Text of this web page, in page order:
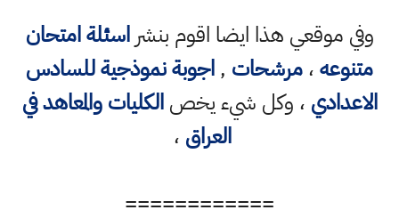
وفي موقعي هذا ايضا اقوم بنشراسئلة امتحان
متنوعه،مرشحات ,اجوبة نموذجية للسادس
الاعدادي ، وكل شيء يخصالكليات والمعاهد في
العراق ،